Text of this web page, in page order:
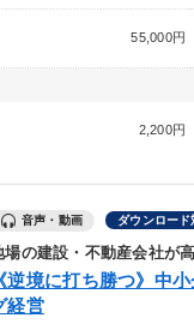
55,000円
2,200円
音声・動画 ダウンロード
場の建設・不動産会社が
《逆境に打ち勝つ》中
経営